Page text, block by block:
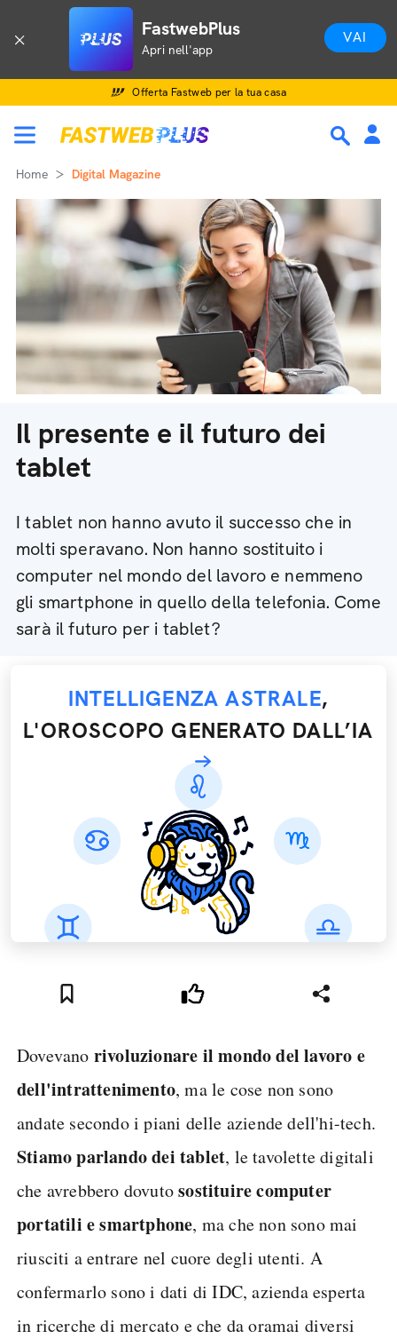
FastwebPlus
Apri nell'app
VAI
Offerta Fastweb per la tua casa
Home Digital Magazine
Il presente e il futuro dei
tablet
I tablet non hanno avuto il successo che in
molti speravano. Non hanno sostituito i
computer nel mondo del lavoro e nemmeno
gli smartphone in quello della telefonia. Come
sarà il futuro per i tablet?
INTELLIGENZA ASTRALE,
L'OROSCOPO GENERATO DALL’IA
Dovevano rivoluzionare il mondo del lavoro e
dell'intrattenimento, ma le cose non sono
andate secondo i piani delle aziende dell'hi-tech.
Stiamo parlando dei tablet, le tavolette digitali
che avrebbero dovutosostituire computer
portatili e smartphone, ma che non sono mai
riusciti a entrare nel cuore degli utenti. A
confermarlo sono i dati di IDC, azienda esperta
in ricerche di mercato e che da oramai diversi